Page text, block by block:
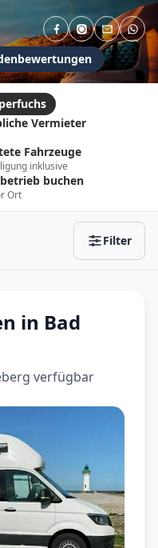
Vermieter
Fahrzeuge
inklusive
buchen
Ort
Filter
Anhängerkupplung
Kastenwagen
Teil-Integriert
in Bad
verfügbar